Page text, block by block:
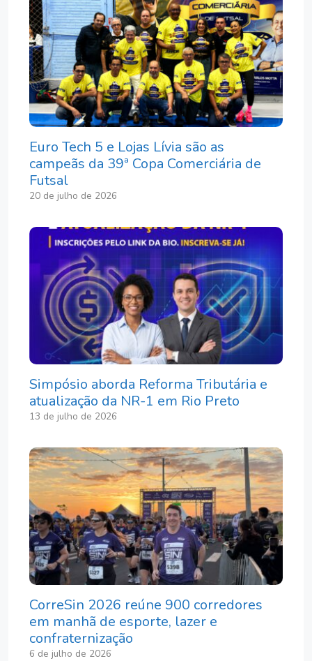
Euro Tech 5 e Lojas Lívia são as
campeãs da 39ª Copa Comerciária de
Futsal
20 de julho de 2026
Simpósio aborda Reforma Tributária e
atualização da NR-1 em Rio Preto
13 de julho de 2026
CorreSin 2026 reúne 900 corredores
em manhã de esporte, lazer e
confraternização
6 de julho de 2026